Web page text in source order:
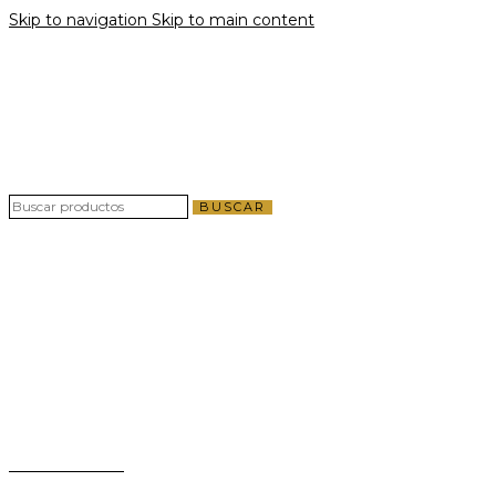
Skip to navigation Skip to main content
BUSCAR